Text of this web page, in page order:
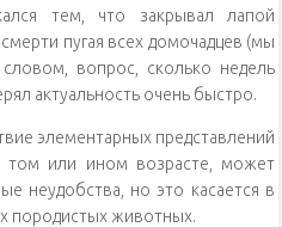
тем, что закрывал лапой
пугая всех домочадцев (мы
вопрос, сколько недель
актуальность очень быстро.
элементарных представлений
том или ином возрасте, может
неудобства, но это касается в
породистых животных.